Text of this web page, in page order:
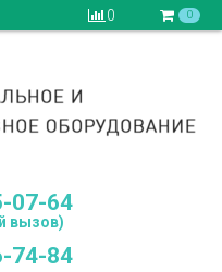
0 0
07-64
вызов)
74-84